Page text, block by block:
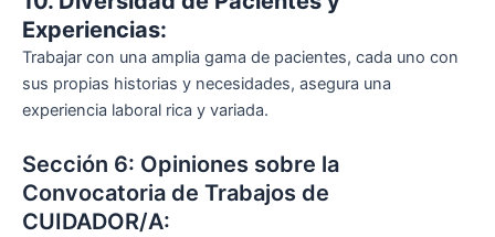
Experiencias:
Trabajar con una amplia gama de pacientes, cada uno con
sus propias historias y necesidades, asegura una
experiencia laboral rica y variada.
Sección 6: Opiniones sobre la
Convocatoria de Trabajos de
CUIDADOR/A: